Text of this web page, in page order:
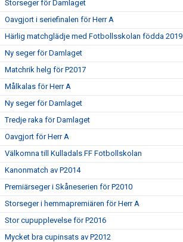
Storseger för Damlaget
Oavgjort i seriefinalen för Herr A
Härlig matchglädje med Fotbollsskolan födda 2019
Ny seger för Damlaget
Matchrik helg för P2017
Målkalas för Herr A
Ny seger för Damlaget
Tredje raka för Damlaget
Oavgjort för Herr A
Välkomna till Kulladals FF Fotbollskolan
Kanonmatch av P2014
Premiärseger i Skåneserien för P2010
Storseger i hemmapremiären för Herr A
Stor cupupplevelse för P2016
Mycket bra cupinsats av P2012